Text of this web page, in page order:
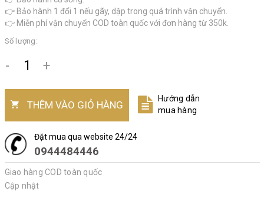
👉 Bảo hành 1 đổi 1 nếu gãy, dập trong quá trình vận chuyển.
👉 Miễn phí vận chuyển COD toàn quốc với đơn hàng từ 350k.
Số lượng:
- +
THÊM VÀO GIỎ HÀNG
Hướng dẫn
mua hàng
Đặt mua qua website 24/24
0944484446
Giao hàng COD toàn quốc
Cập nhật